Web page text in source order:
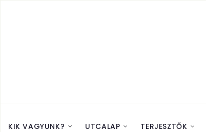
KIK VAGYUNK? UTCALAP TERJESZTŐK